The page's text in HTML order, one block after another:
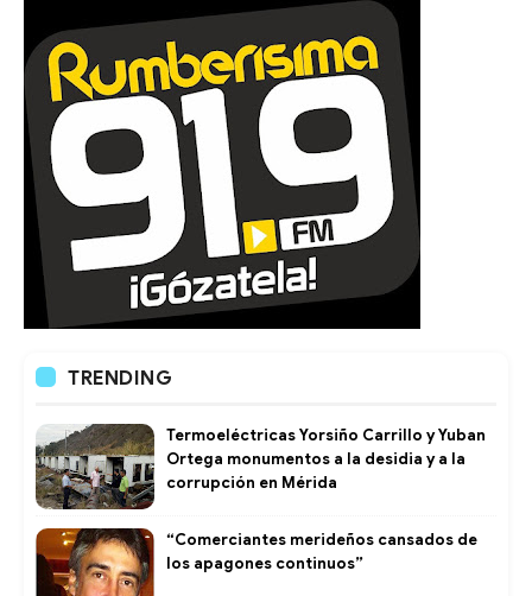
TRENDING
Termoeléctricas Yorsiño Carrillo y Yuban
Ortega monumentos a la desidia y a la
corrupción en Mérida
“Comerciantes merideños cansados de
los apagones continuos”